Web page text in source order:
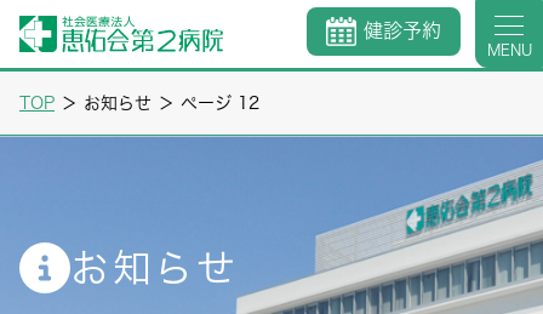
健診予約
MENU
TOP ＞ お知らせ ＞ ページ 12
お知らせ